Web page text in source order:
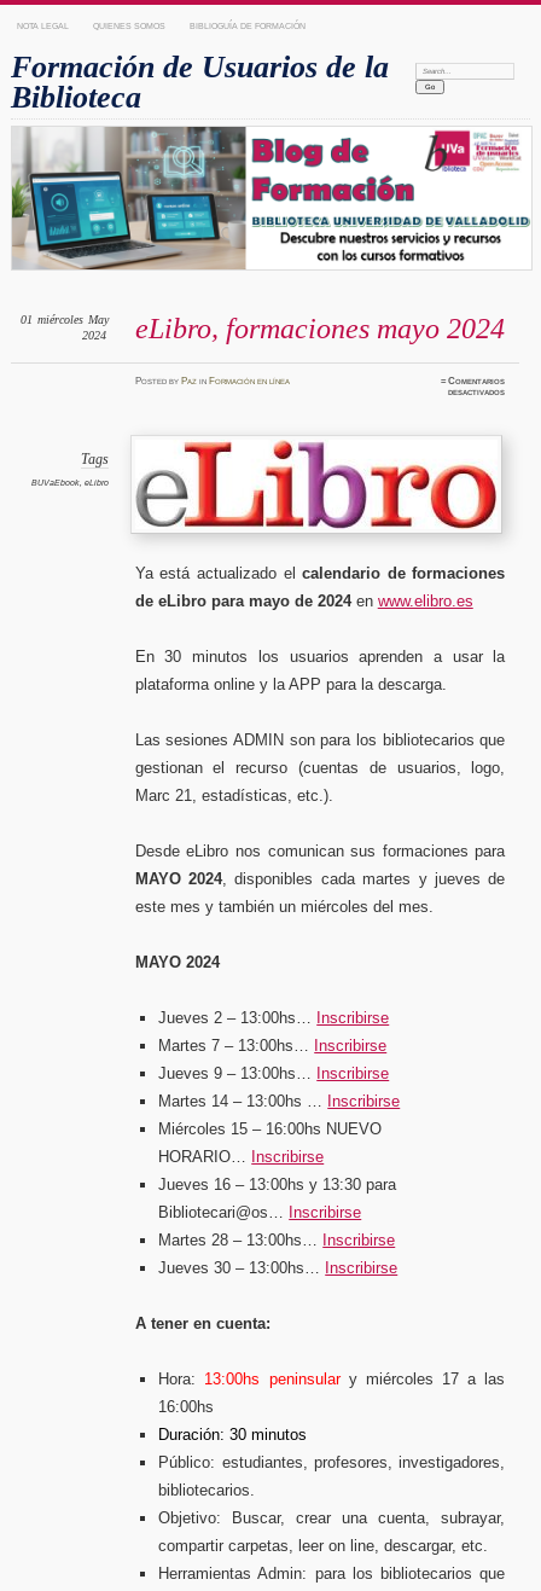
NOTA LEGAL QUIENES SOMOS BIBLIOGUÍA DE FORMACIÓN
Formación de Usuarios de la
Biblioteca
Search:
eLibro, formaciones mayo 2024
01 miércoles May
2024
PostedbyPaz inFormación en línea ≈Comentarios
desactivadosen
Tags
BUVaEbook, eLibro
Ya está actualizado elcalendario de formaciones
de eLibro para mayo de 2024en www.elibro.es
En 30 minutos los usuarios aprenden a usar la
plataforma online y la APP para la descarga.
Las sesiones ADMIN son para los bibliotecarios que
gestionan el recurso (cuentas de usuarios, logo,
Marc 21, estadísticas, etc.).
Desde eLibro nos comunican sus formaciones para
MAYO 2024, disponibles cada martes y jueves de
este mes y también un miércoles del mes.
MAYO 2024
Jueves 2 – 13:00hs… Inscribirse
Martes 7 – 13:00hs… Inscribirse
Jueves 9 – 13:00hs… Inscribirse
Martes 14 – 13:00hs … Inscribirse
Miércoles 15 – 16:00hs NUEVO
HORARIO… Inscribirse
Jueves 16 – 13:00hs y 13:30 para
Bibliotecari@os… Inscribirse
Martes 28 – 13:00hs… Inscribirse
Jueves 30 – 13:00hs… Inscribirse
A tener en cuenta:
Hora: 13:00hs peninsulary miércoles 17 a las
16:00hs
Duración: 30 minutos
Público: estudiantes, profesores, investigadores,
bibliotecarios.
Objetivo: Buscar, crear una cuenta, subrayar,
compartir carpetas, leer on line, descargar, etc.
Herramientas Admin: para los bibliotecarios que